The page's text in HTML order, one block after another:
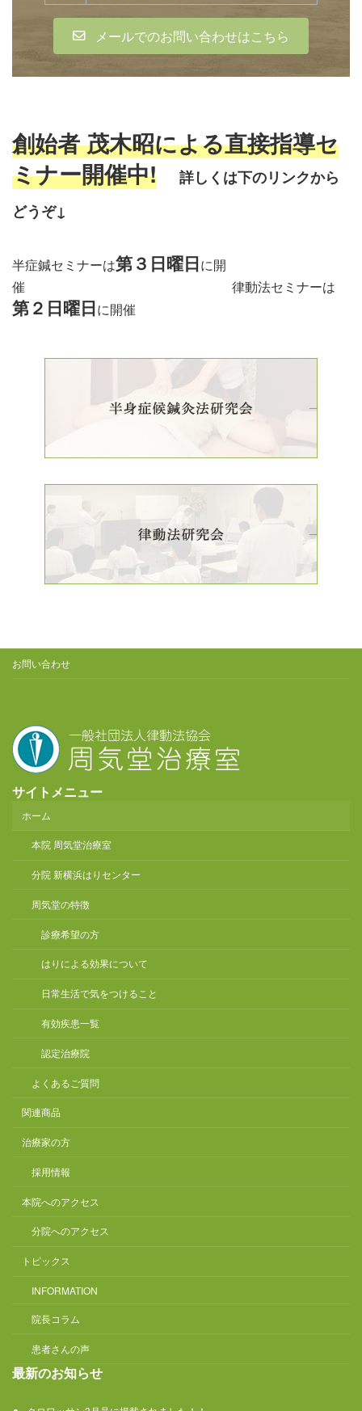
メールでのお問い合わせはこちら
創始者 茂木昭による直接指導セ
ミナー開催中!
詳しくは下のリンクから
どうぞ↓
半症鍼セミナーは第３日曜日に開
催 律動法セミナーは
第２日曜日に開催
お問い合わせ
サイトメニュー
ホーム
本院 周気堂治療室
分院 新横浜はりセンター
周気堂の特徴
診療希望の方
はりによる効果について
日常生活で気をつけること
有効疾患一覧
認定治療院
よくあるご質問
関連商品
治療家の方
採用情報
本院へのアクセス
分院へのアクセス
トピックス
INFORMATION
院長コラム
患者さんの声
最新のお知らせ